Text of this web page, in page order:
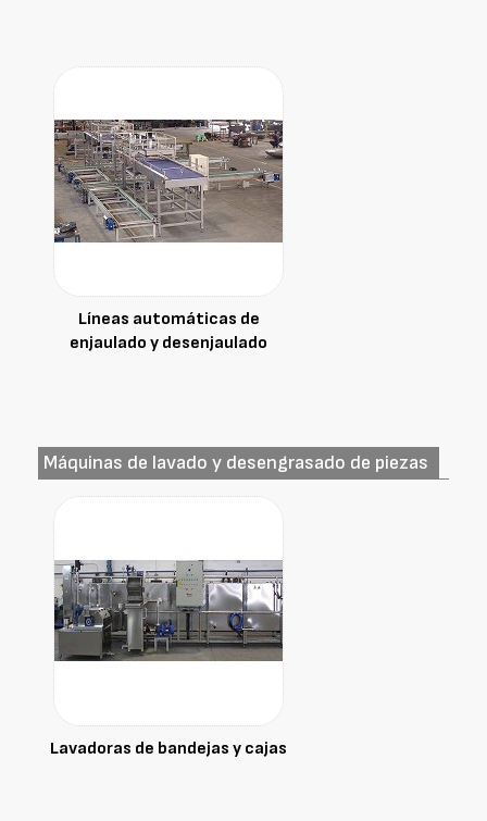
Líneas automáticas de
enjaulado y desenjaulado
Máquinas de lavado y desengrasado de piezas
Lavadoras de bandejas y cajas